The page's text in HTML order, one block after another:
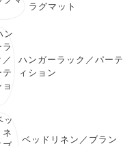
ラグマット
ハンガーラック／パーテ
ィション
ベッドリネン／ブラン